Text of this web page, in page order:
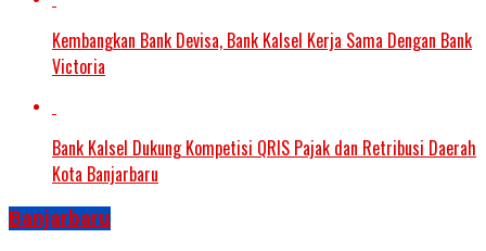
Kembangkan Bank Devisa, Bank Kalsel Kerja Sama Dengan Bank
Victoria
Bank Kalsel Dukung Kompetisi QRIS Pajak dan Retribusi Daerah
Kota Banjarbaru
Banjarbaru